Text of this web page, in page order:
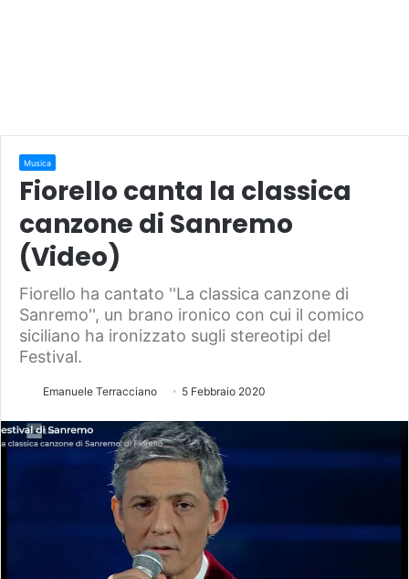
Musica
Fiorello canta la classica
canzone di Sanremo
(Video)
Fiorello ha cantato ''La classica canzone di
Sanremo'', un brano ironico con cui il comico
siciliano ha ironizzato sugli stereotipi del
Festival.
Emanuele Terracciano 5 Febbraio 2020